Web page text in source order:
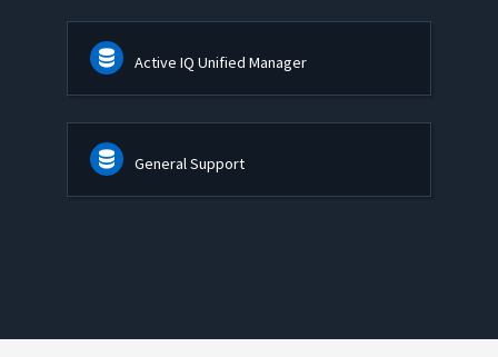
Active IQ Unified Manager
General Support